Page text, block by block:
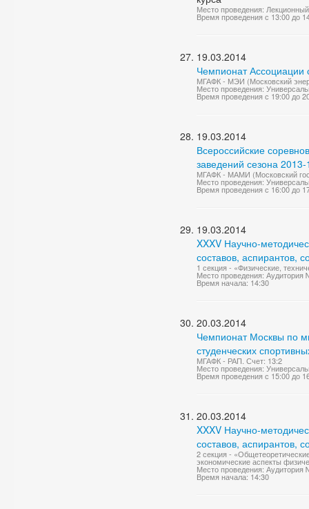
Место проведения:
Время проведения с 13:00 до
19.03.2014
Чемпионат Ассоциации
МГАФК - МЭИ (Московский
Место проведения:
Время проведения с 19:00 до
19.03.2014
Всероссийские
заведений сезона
МГАФК - МАМИ (Московский
Место проведения:
Время проведения с 16:00 до
19.03.2014
XXXV Научно-
составов, аспирантов,
1 секция - «Физические,
Место проведения:
Время начала: 14:30
20.03.2014
Чемпионат Москвы по
студенческих
МГАФК - РАП. Счет: 13:2
Место проведения:
Время проведения с 15:00 до
20.03.2014
XXXV Научно-
составов, аспирантов,
2 секция -
экономические аспекты
Место проведения:
Время начала: 14:30